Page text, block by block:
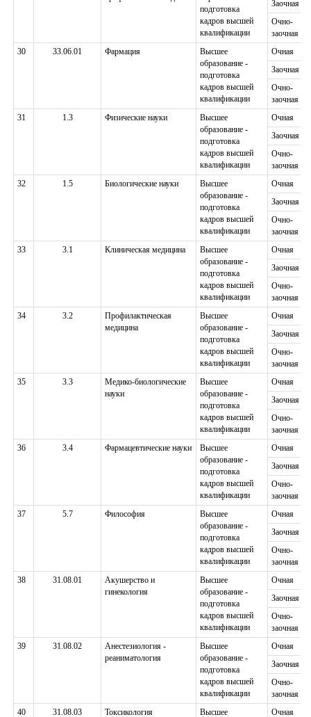
подготовка
кадров высшей
квалификации
Заочная
Очно-
заочная
30
33.06.01 Фармация
Высшее
образование -
подготовка
кадров высшей
квалификации
Очная
Заочная
Очно-
заочная
31
1.3 Физические науки
Высшее
образование -
подготовка
кадров высшей
квалификации
Очная
Заочная
Очно-
заочная
32
1.5 Биологические науки
Высшее
образование -
подготовка
кадров высшей
квалификации
Очная
Заочная
Очно-
заочная
33
3.1 Клиническая медицина
Высшее
образование -
подготовка
кадров высшей
квалификации
Очная
Заочная
Очно-
заочная
34
3.2
Профилактическая
медицина
Высшее
образование -
подготовка
кадров высшей
квалификации
Очная
Заочная
Очно-
заочная
35
3.3
Медико-биологические
науки
Высшее
образование -
подготовка
кадров высшей
квалификации
Очная
Заочная
Очно-
заочная
36
3.4 Фармацевтические науки
Высшее
образование -
подготовка
кадров высшей
квалификации
Очная
Заочная
Очно-
заочная
37
5.7 Философия
Высшее
образование -
подготовка
кадров высшей
квалификации
Очная
Заочная
Очно-
заочная
38
31.08.01
Акушерство и
гинекология
Высшее
образование -
подготовка
кадров высшей
квалификации
Очная
Заочная
Очно-
заочная
39
31.08.02
Анестезиология -
реаниматология
Высшее
образование -
подготовка
кадров высшей
квалификации
Очная
Заочная
Очно-
заочная
40
31.08.03 Токсикология
Высшее
Очная